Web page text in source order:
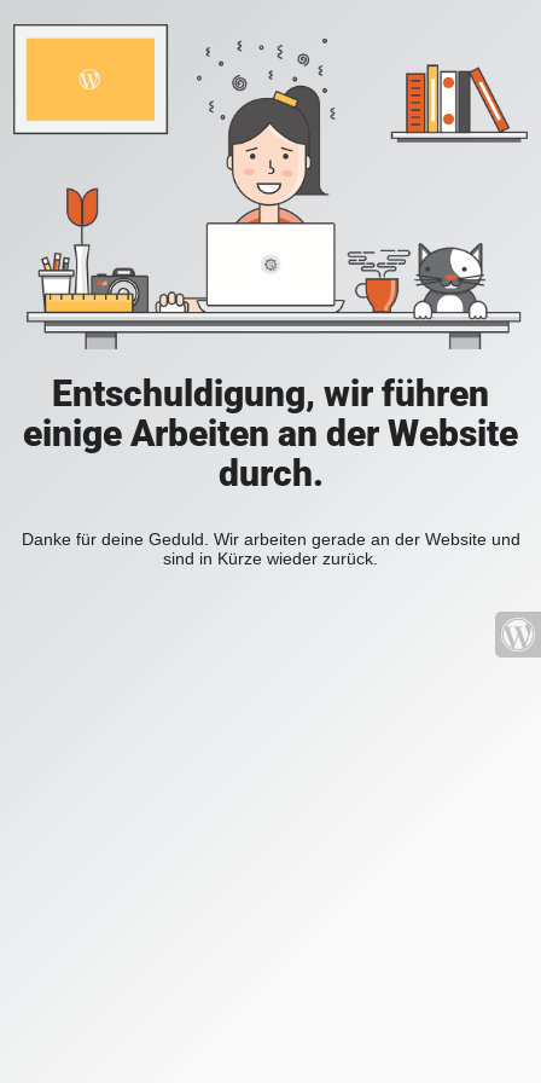
Entschuldigung, wir führen
einige Arbeiten an der Website
durch.
Danke für deine Geduld. Wir arbeiten gerade an der Website und
sind in Kürze wieder zurück.